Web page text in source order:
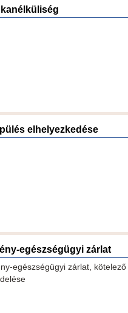
elhelyezkedése
egészségügyi zárlat
egészségügyi zárlat,